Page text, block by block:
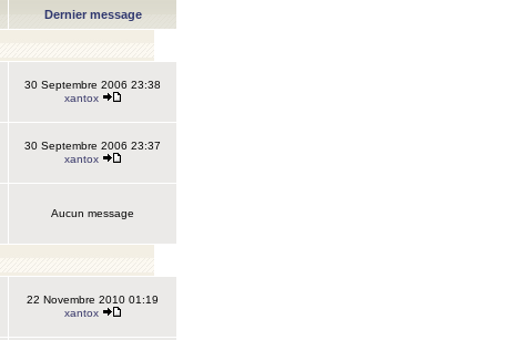
Dernier message
30 Septembre 2006 23:38
xantox
30 Septembre 2006 23:37
xantox
Aucun message
22 Novembre 2010 01:19
xantox